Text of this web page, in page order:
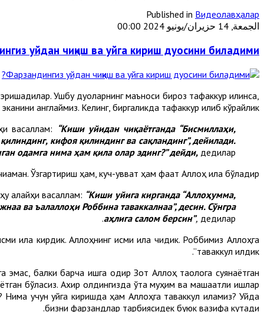
Published in Видеолавҳалар
الجمعة, 14 حزيران/يونيو 2024 00:00
уйдан чиқиш ва уйга кириш дуосини биладими?
Ушбу дуоларнинг маъноси бироз тафаккур қилинса,
англаймиз. Келинг, биргаликда тафаккур қилиб кўрайлик:
васаллам: “Киши уйидан чиқаётганда “Бисмиллаҳи,
кифоя қилиндинг ва сақландинг”, дейилади.
одамга нима ҳам қила олар эдинг?” дейди, дедилар».
Ўзгартириш ҳам, куч-қувват ҳам фақат Аллоҳ ила бўладир”.
алайҳи васаллам: “Киши уйига кирганда “Аллоҳумма,
ва ъалаллоҳи Роббина таваккалнаа”, десин. Сўнгра
аҳлига салом берсин”, дедилар.
ила кирдик. Аллоҳнинг исми ила чиқдик. Роббимиз Аллоҳга
таваккул қилдик”.
эмас, балки барча ишга қодир Зот Аллоҳ таолога суянаётган
бўласиз. Ахир олдингизда ўта муҳим ва машаққатли ишлар
учун уйга киришда ҳам Аллоҳга таваккул қиламиз? Уйда
бизни фарзандлар тарбиясидек буюк вазифа кутади.